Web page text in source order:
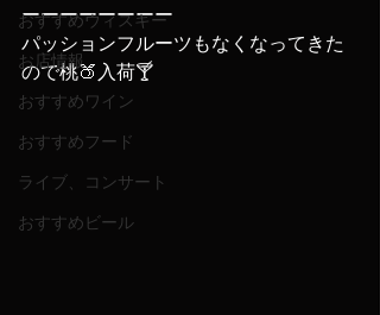
おすすめウィスキー
お店情報
おすすめワイン
おすすめフード
ライブ、コンサート
おすすめビール
ーーーーーーーー
パッションフルーツもなくなってきた
ので桃🍑入荷🍸